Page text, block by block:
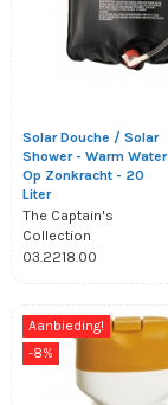
Solar Douche / Solar
Shower - Warm Water
Op Zonkracht - 20
Liter
The Captain's
Collection
03.2218.00
Aanbieding!
-8%